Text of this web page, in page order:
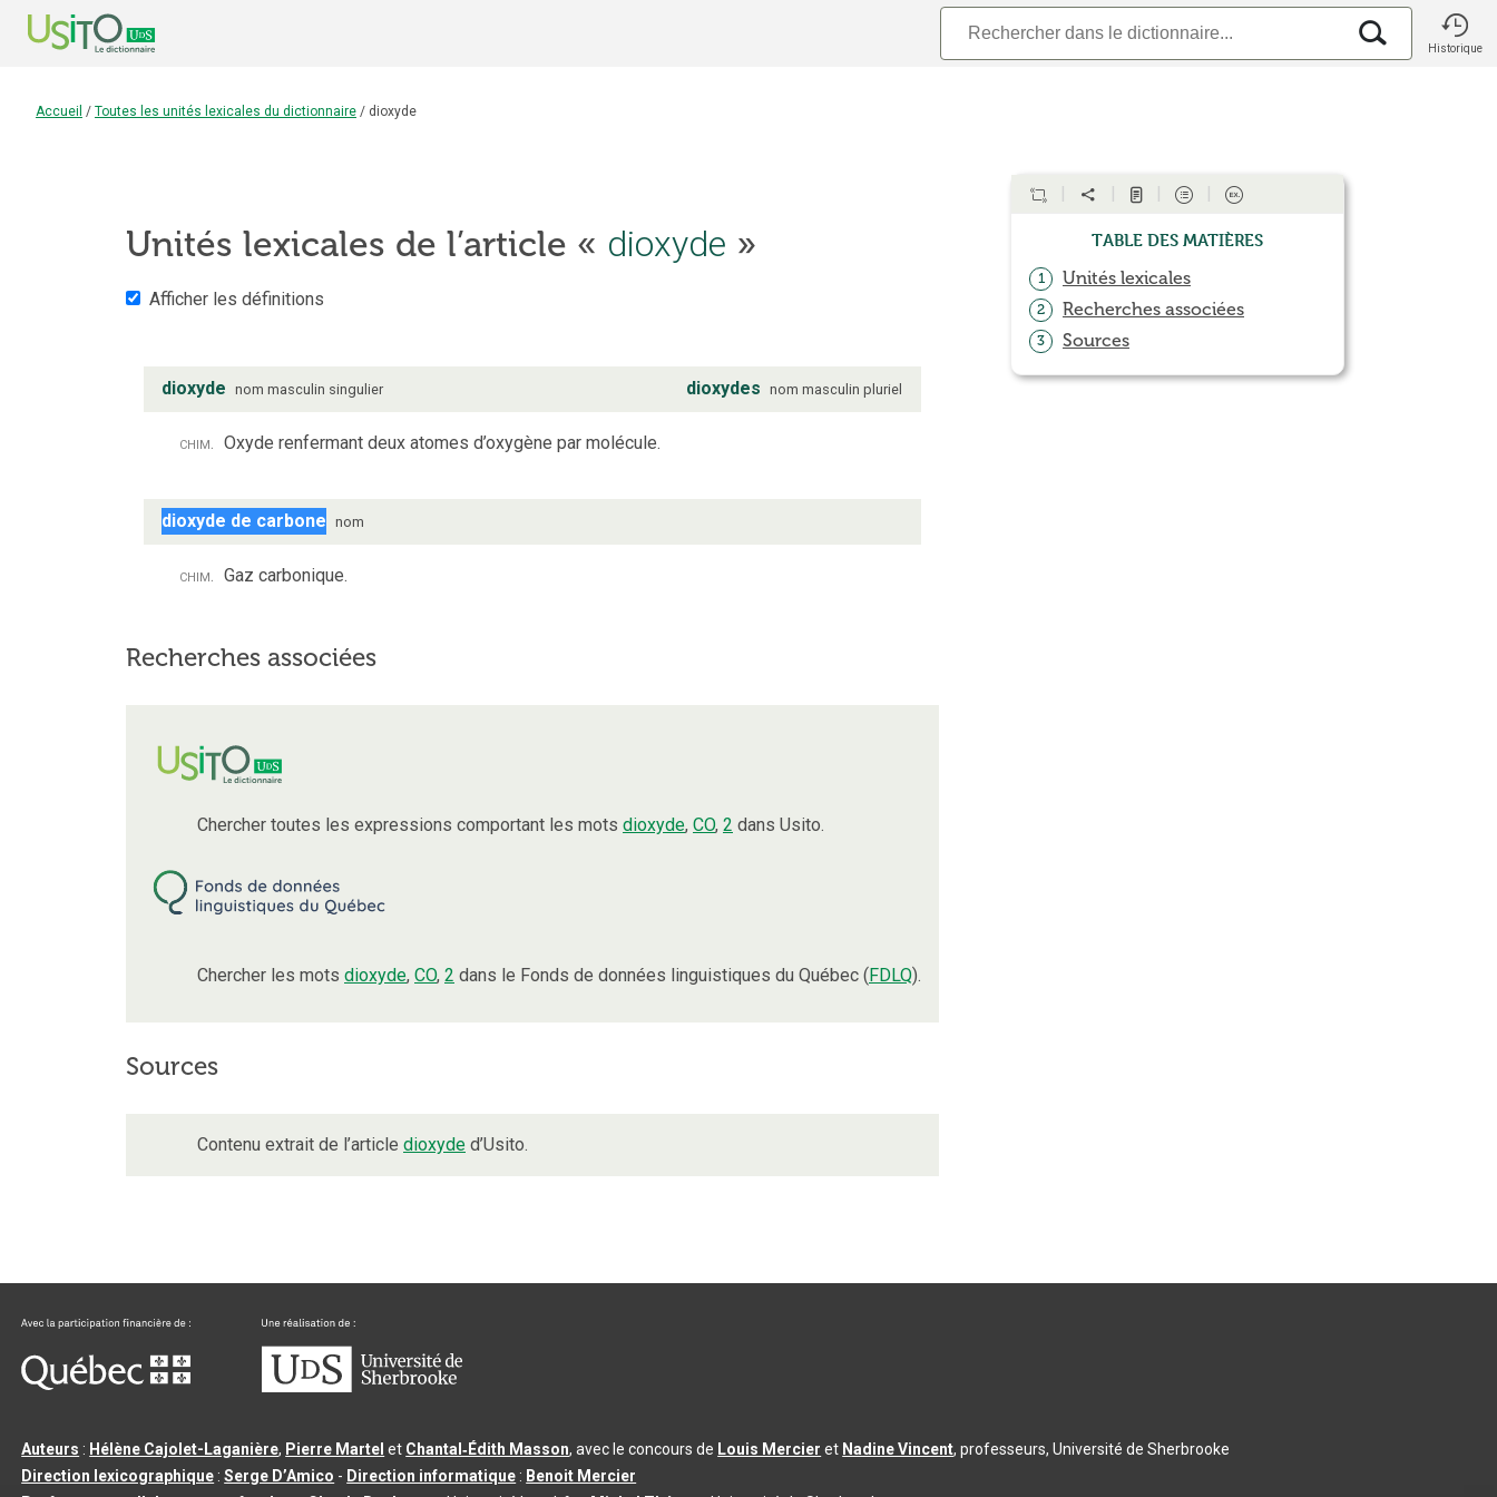
Historique
Accueil / Toutes les unités lexicales du dictionnaire / dioxyde
Unités lexicales de l’article « dioxyde »
Afficher les définitions
dioxyde nom masculin singulier dioxydes nom masculin pluriel
chim. Oxyde renfermant deux atomes d’oxygène par molécule.
dioxyde de carbone nom
chim. Gaz carbonique.
Recherches associées
Chercher toutes les expressions comportant les mots dioxyde, CO, 2 dans Usito.
Chercher les mots dioxyde, CO, 2 dans le Fonds de données linguistiques du Québec (FDLQ).
Sources
Contenu extrait de l’article dioxyde d’Usito.
Table des matières
1 Unités lexicales
2 Recherches associées
3 Sources
Auteurs : Hélène Cajolet-Laganière, Pierre Martel et Chantal‑Édith Masson, avec le concours de Louis Mercier et Nadine Vincent, professeurs, Université de Sherbrooke
Direction lexicographique :Serge D’Amico - Direction informatique : Benoit Mercier